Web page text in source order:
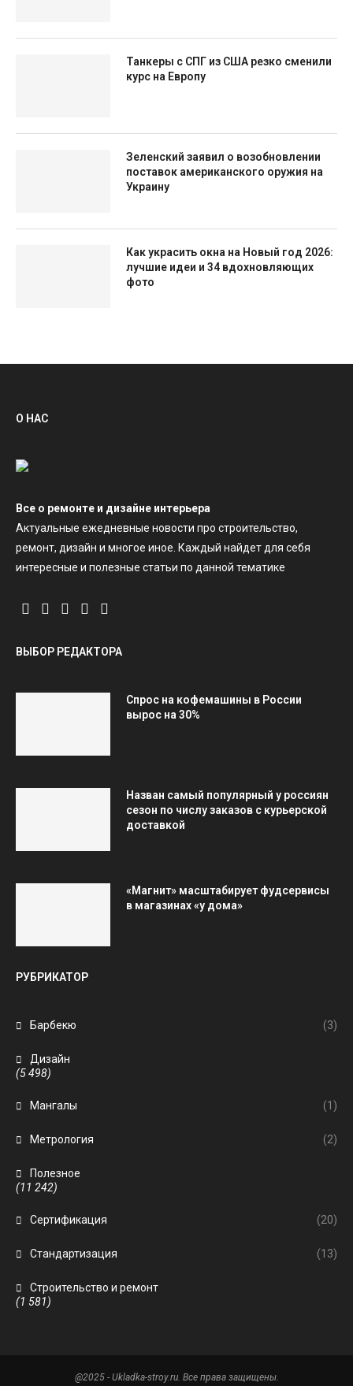
Танкеры с СПГ из США резко сменили
курс на Европу
Зеленский заявил о возобновлении
поставок американского оружия на
Украину
Как украсить окна на Новый год 2026:
лучшие идеи и 34 вдохновляющих
фото
О НАС
Все о ремонте и дизайне интерьера
Актуальные ежедневные новости про строительство,
ремонт, дизайн и многое иное. Каждый найдет для себя
интересные и полезные статьи по данной тематике
ВЫБОР РЕДАКТОРА
Спрос на кофемашины в России
вырос на 30%
Назван самый популярный у россиян
сезон по числу заказов с курьерской
доставкой
«Магнит» масштабирует фудсервисы
в магазинах «у дома»
РУБРИКАТОР
Барбекю (3)
Дизайн
(5 498)
Мангалы (1)
Метрология (2)
Полезное
(11 242)
Сертификация (20)
Стандартизация (13)
Строительство и ремонт
(1 581)
@2025 - Ukladka-stroy.ru. Все права защищены.